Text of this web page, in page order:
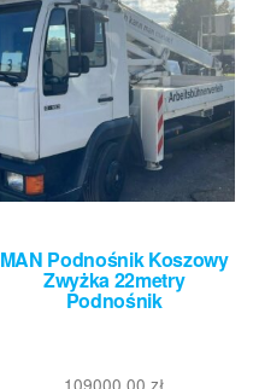
MAN Podnośnik Koszowy
Zwyżka 22metry
Podnośnik
109000,00zł